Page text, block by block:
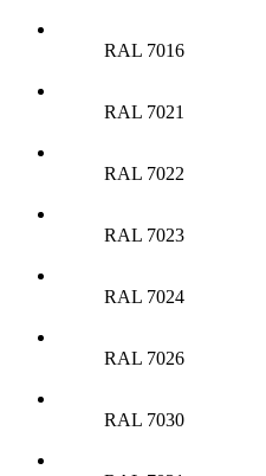
RAL 7016
RAL 7021
RAL 7022
RAL 7023
RAL 7024
RAL 7026
RAL 7030